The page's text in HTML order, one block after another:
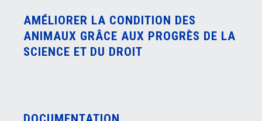
AMÉLIORER LA CONDITION DES
ANIMAUX GRÂCE AUX PROGRÈS DE LA
SCIENCE ET DU DROIT